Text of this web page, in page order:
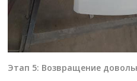
Этап 5: Возвращение